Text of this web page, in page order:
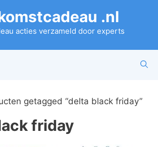
.nl
acties verzameld door experts
getagged “delta black friday”
friday